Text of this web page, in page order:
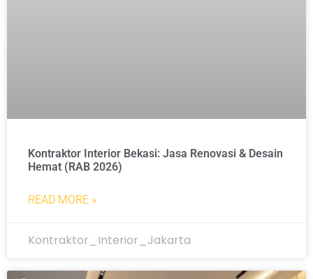
Kontraktor Interior Bekasi: Jasa Renovasi & Desain
Hemat (RAB 2026)
READ MORE »
Kontraktor_Interior_Jakarta